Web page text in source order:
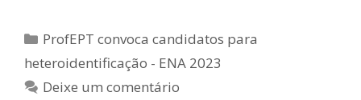
Categorias
ProfEPT convoca candidatos para
heteroidentificação - ENA 2023
Deixe um comentário